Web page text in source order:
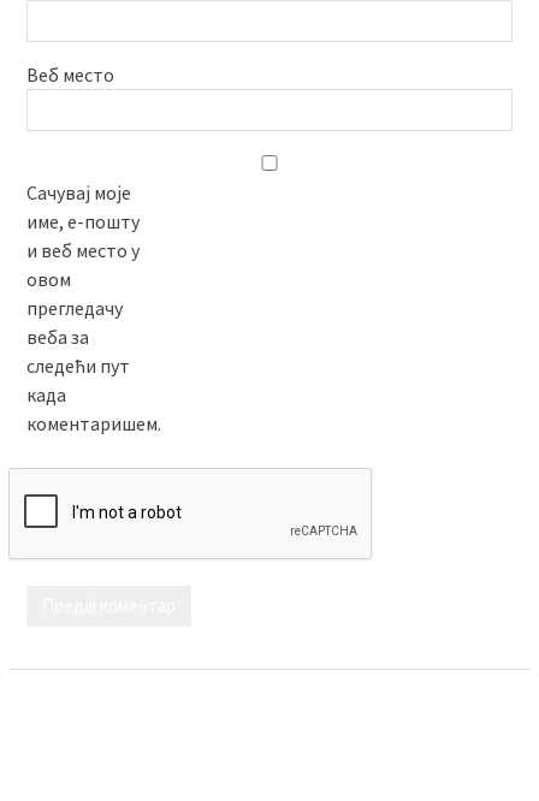
Веб место
Сачувај моје
име, е-пошту
и веб место у
овом
прегледачу
веба за
следећи пут
када
коментаришем.